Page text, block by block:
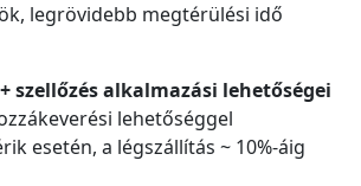
legrövidebb megtérülési idő
szellőzés alkalmazási lehetőségei
lehetőséggel
esetén, a légszállítás ~ 10%-áig